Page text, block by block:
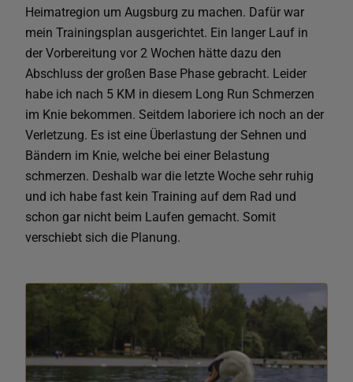
Heimatregion um Augsburg zu machen. Dafür war
mein Trainingsplan ausgerichtet. Ein langer Lauf in
der Vorbereitung vor 2 Wochen hätte dazu den
Abschluss der großen Base Phase gebracht. Leider
habe ich nach 5 KM in diesem Long Run Schmerzen
im Knie bekommen. Seitdem laboriere ich noch an der
Verletzung. Es ist eine Überlastung der Sehnen und
Bändern im Knie, welche bei einer Belastung
schmerzen. Deshalb war die letzte Woche sehr ruhig
und ich habe fast kein Training auf dem Rad und
schon gar nicht beim Laufen gemacht. Somit
verschiebt sich die Planung.